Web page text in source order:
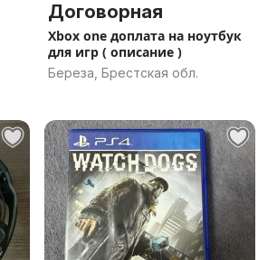
Договорная
Xbox one доплата на ноутбук
для игр ( описание )
Береза, Брестская обл.